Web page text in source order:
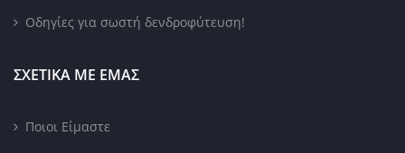
Οδηγίες για σωστή δενδροφύτευση!
ΣΧΕΤΙΚΑ ΜΕ ΕΜΑΣ
Ποιοι Είμαστε